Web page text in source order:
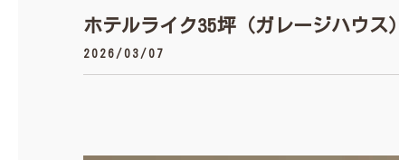
ホテルライク35坪（ガレージハウス）
2026/03/07